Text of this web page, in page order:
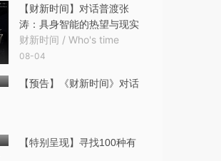
【财新时间】对话普渡张
涛：具身智能的热望与现实
财新时间 / Who's time
08-04
【预告】《财新时间》对话
【特别呈现】寻找100种有